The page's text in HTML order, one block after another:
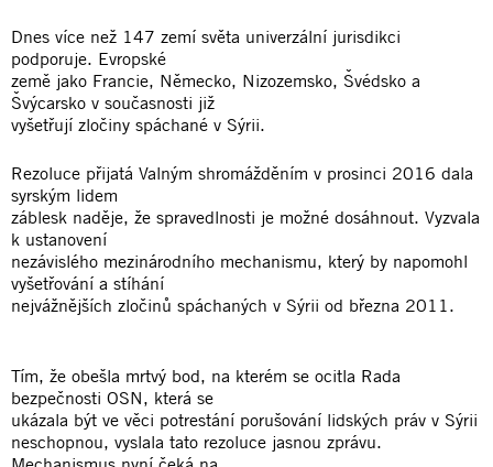
Dnes více než 147 zemí světa univerzální jurisdikci
podporuje. Evropské
země jako Francie, Německo, Nizozemsko, Švédsko a
Švýcarsko v současnosti již
vyšetřují zločiny spáchané v Sýrii.
Rezoluce přijatá Valným shromážděním v prosinci 2016 dala
syrským lidem
záblesk naděje, že spravedlnosti je možné dosáhnout. Vyzvala
k ustanovení
nezávislého mezinárodního mechanismu, který by napomohl
vyšetřování a stíhání
nejvážnějších zločinů spáchaných v Sýrii od března 2011.
Tím, že obešla mrtvý bod, na kterém se ocitla Rada
bezpečnosti OSN, která se
ukázala být ve věci potrestání porušování lidských práv v Sýrii
neschopnou, vyslala tato rezoluce jasnou zprávu.